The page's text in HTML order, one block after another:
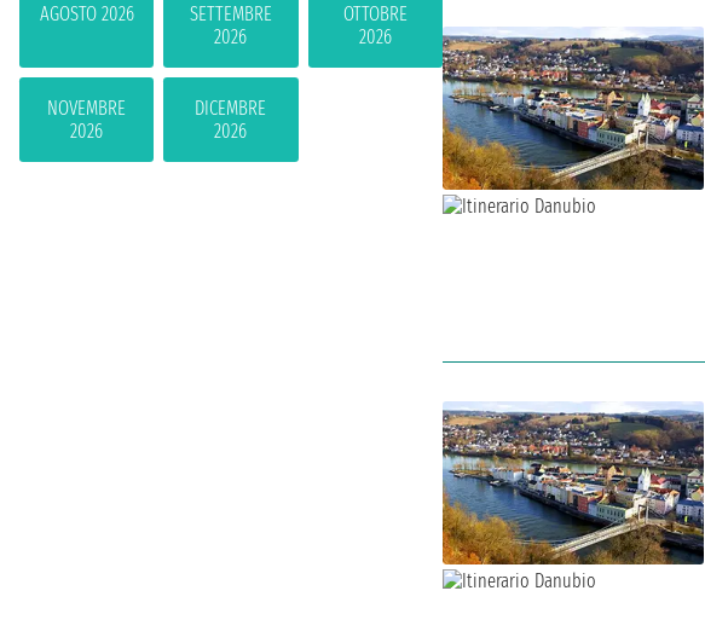
AGOSTO 2026
SETTEMBRE
2026
OTTOBRE
2026
NOVEMBRE
2026
DICEMBRE
2026